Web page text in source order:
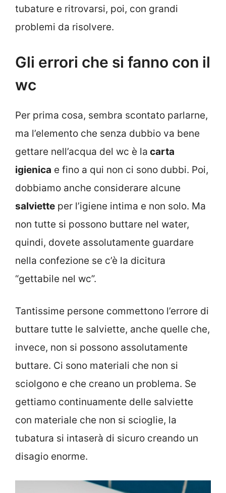
tubature e ritrovarsi, poi, con grandi
problemi da risolvere.
Gli errori che si fanno con il
wc
Per prima cosa, sembra scontato parlarne,
ma l’elemento che senza dubbio va bene
gettare nell’acqua del wc è la carta
igienica e fino a qui non ci sono dubbi. Poi,
dobbiamo anche considerare alcune
salviette per l’igiene intima e non solo. Ma
non tutte si possono buttare nel water,
quindi, dovete assolutamente guardare
nella confezione se c’è la dicitura
“gettabile nel wc”.
Tantissime persone commettono l’errore di
buttare tutte le salviette, anche quelle che,
invece, non si possono assolutamente
buttare. Ci sono materiali che non si
sciolgono e che creano un problema. Se
gettiamo continuamente delle salviette
con materiale che non si scioglie, la
tubatura si intaserà di sicuro creando un
disagio enorme.